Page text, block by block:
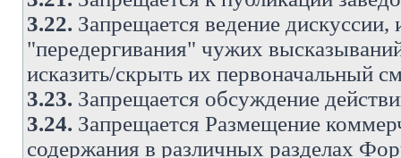
3.22. Запрещается ведение
"передергивания" чужих
исказить/скрыть их первоначальный
3.23. Запрещается обсуждение
3.24. Запрещается Размещение
содержания в различных разделах